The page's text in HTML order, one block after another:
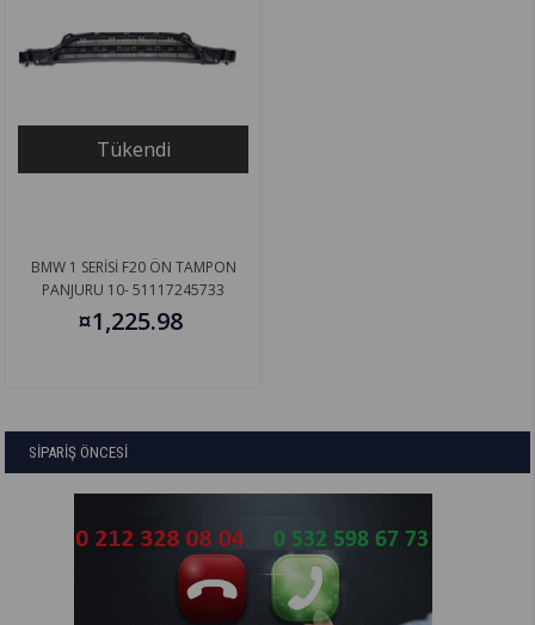
Tükendi
BMW 1 SERİSİ F20 ÖN TAMPON
PANJURU 10- 51117245733
¤1,225.98
SİPARİŞ ÖNCESİ